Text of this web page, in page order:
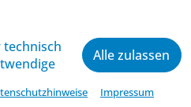
technisch
Alle zulassen
Impressum